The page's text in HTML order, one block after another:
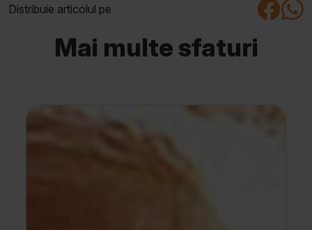
Distribuie articolul pe
Mai multe sfaturi